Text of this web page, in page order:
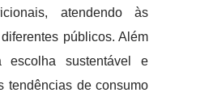
atendendo às
públicos. Além
escolha sustentável e
tendências de consumo